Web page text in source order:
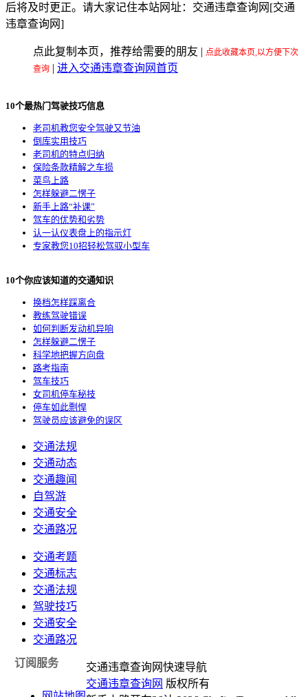
后将及时更正。请大家记住本站网址：交通违章查询网[交通
违章查询网]
点此复制本页，推荐给需要的朋友 | 点此收藏本页,以方便下次
查询 | 进入交通违章查询网首页
10个最热门驾驶技巧信息
老司机教您安全驾驶又节油
倒库实用技巧
老司机的特点归纳
保险条款精解之车损
菜鸟上路
怎样躲避二愣子
新手上路“补课”
驾车的优势和劣势
认一认仪表盘上的指示灯
专家教您10招轻松驾驭小型车
10个你应该知道的交通知识
换档怎样踩离合
教练驾驶错误
如何判断发动机异响
怎样躲避二愣子
科学地把握方向盘
路考指南
驾车技巧
女司机停车秘技
停车如此剽悍
驾驶员应该避免的误区
交通法规
交通动态
交通趣闻
自驾游
交通安全
交通路况
交通考题
交通标志
交通法规
驾驶技巧
交通安全
交通路况
订阅服务
交通违章查询网快速导航
交通违章查询网 版权所有